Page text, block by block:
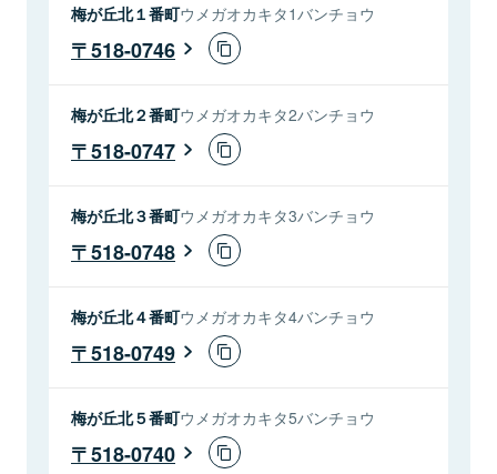
梅が丘北１番町ウメガオカキタ1バンチョウ
518-0746
梅が丘北２番町ウメガオカキタ2バンチョウ
518-0747
梅が丘北３番町ウメガオカキタ3バンチョウ
518-0748
梅が丘北４番町ウメガオカキタ4バンチョウ
518-0749
梅が丘北５番町ウメガオカキタ5バンチョウ
518-0740